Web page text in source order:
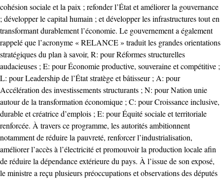
cohésion sociale et la paix ; refonder l’État et améliorer la gouvernance
; développer le capital humain ; et développer les infrastructures tout en
transformant durablement l’économie. Le gouvernement a également
rappelé que l’acronyme « RELANCE » traduit les grandes orientations
stratégiques du plan à savoir, R: pour Réformes structurelles
audacieuses ; E: pour Économie productive, souveraine et compétitive ;
L: pour Leadership de l’État stratège et bâtisseur ; A: pour
Accélération des investissements structurants ; N: pour Nation unie
autour de la transformation économique ; C: pour Croissance inclusive,
durable et créatrice d’emplois ; E: pour Équité sociale et territoriale
renforcée. À travers ce programme, les autorités ambitionnent
notamment de réduire la pauvreté, renforcer l’industrialisation,
améliorer l’accès à l’électricité et promouvoir la production locale afin
de réduire la dépendance extérieure du pays. À l’issue de son exposé,
le ministre a reçu plusieurs préoccupations et observations des députés